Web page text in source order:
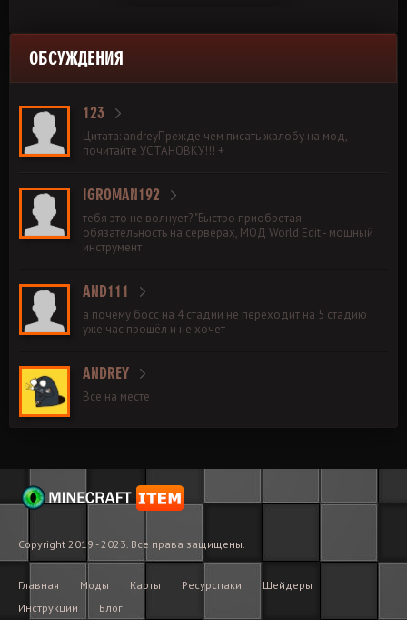
ОБСУЖДЕНИЯ
123
Цитата: andreyПрежде чем писать жалобу на мод,
почитайте УСТАНОВКУ!!! +
IGROMAN192
тебя это не волнует? "Быстро приобретая
обязательность на серверах, МОД World Edit - мощный
инструмент
AND111
а почему босс на 4 стадии не переходит на 5 стадию
уже час прошёл и не хочет
ANDREY
Все на месте
Copyright 2019 - 2023. Все права защищены.
Главная Моды Карты Ресурспаки
Шейдеры
Инструкции
Блог